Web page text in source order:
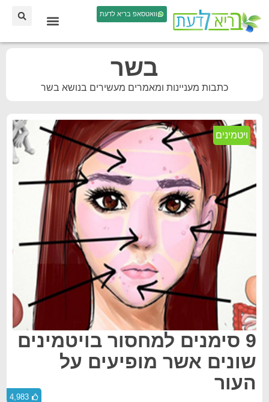
וואטסאפ בריא לדעת
בשר
כתבות מעניינות ומאמרים מעשירים בנושא בשר
ויטמינים
9 סימנים למחסור בויטמינים
שונים אשר מופיעים על
העור
4,983